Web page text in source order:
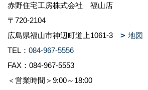
赤野住宅工房株式会社 福山店
〒720-2104
広島県福山市神辺町道上1061-3
地図
TEL： 084-967-5556
FAX：084-967-5553
＜営業時間＞9:00～18:00